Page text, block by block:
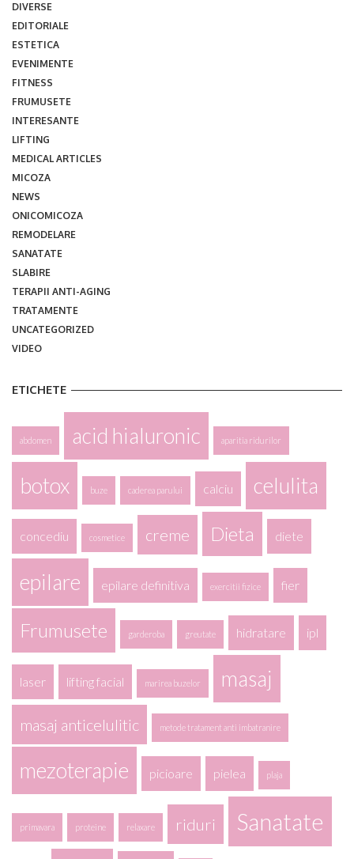
DIVERSE
EDITORIALE
ESTETICA
EVENIMENTE
FITNESS
FRUMUSETE
INTERESANTE
LIFTING
MEDICAL ARTICLES
MICOZA
NEWS
ONICOMICOZA
REMODELARE
SANATATE
SLABIRE
TERAPII ANTI-AGING
TRATAMENTE
UNCATEGORIZED
VIDEO
ETICHETE
abdomen acid hialuronic aparitia ridurilor
botox buze caderea parului calciu celulita
concediu cosmetice creme Dieta diete
epilare epilare definitiva exercitii fizice fier
Frumusete garderoba greutate hidratare ipl
laser lifting facial marirea buzelor masaj
masaj anticelulitic metode tratament anti imbatranire
mezoterapie picioare pielea plaja
primavara proteine relaxare riduri Sanatate